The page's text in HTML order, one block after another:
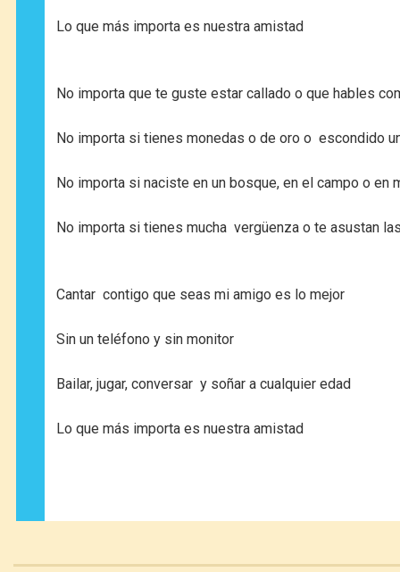
Lo que más importa es nuestra amistad
No importa que te guste estar callado o que hables
No importa si tienes monedas o de oro o escondido
No importa si naciste en un bosque, en el campo o en
No importa si tienes mucha vergüenza o te asustan
Cantar contigo que seas mi amigo es lo mejor
Sin un teléfono y sin monitor
Bailar, jugar, conversar y soñar a cualquier edad
Lo que más importa es nuestra amistad